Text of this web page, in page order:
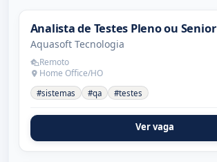
Analista de Testes Pleno ou Senior
Aquasoft Tecnologia
Remoto
Home Office/HO
#sistemas #qa #testes
Ver vaga